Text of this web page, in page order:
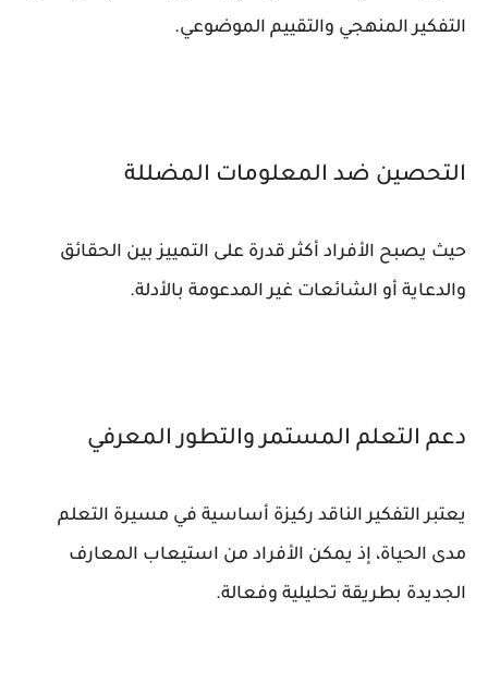
التفكير المنهجي والتقييم الموضوعي.
التحصين ضد المعلومات المضللة
حيث يصبح الأفراد أكثر قدرة على التمييز بين الحقائق
والدعاية أو الشائعات غير المدعومة بالأدلة.
دعم التعلم المستمر والتطور المعرفي
يعتبر التفكير الناقد ركيزة أساسية في مسيرة التعلم
مدى الحياة، إذ يمكن الأفراد من استيعاب المعارف
الجديدة بطريقة تحليلية وفعالة.